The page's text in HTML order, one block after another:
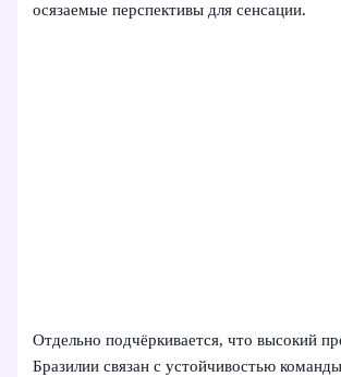
осязаемые перспективы для сенсации.
Отдельно подчёркивается, что высокий
Бразилии связан с устойчивостью